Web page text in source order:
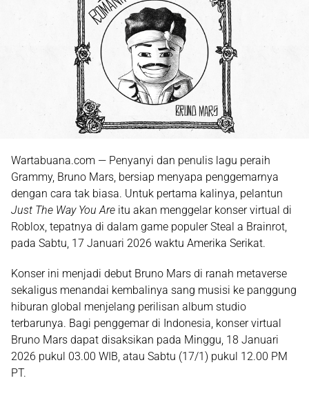
Wartabuana.com — Penyanyi dan penulis lagu peraih
Grammy, Bruno Mars, bersiap menyapa penggemarnya
dengan cara tak biasa. Untuk pertama kalinya, pelantun
Just The Way You Are itu akan menggelar konser virtual di
Roblox, tepatnya di dalam game populerSteal a Brainrot,
pada Sabtu, 17 Januari 2026 waktu Amerika Serikat.
Konser ini menjadi debut Bruno Mars di ranah metaverse
sekaligus menandai kembalinya sang musisi ke panggung
hiburan global menjelang perilisan album studio
terbarunya. Bagi penggemar di Indonesia, konser virtual
Bruno Mars dapat disaksikan pada Minggu, 18 Januari
2026 pukul 03.00 WIB, atau Sabtu (17/1) pukul 12.00 PM
PT.